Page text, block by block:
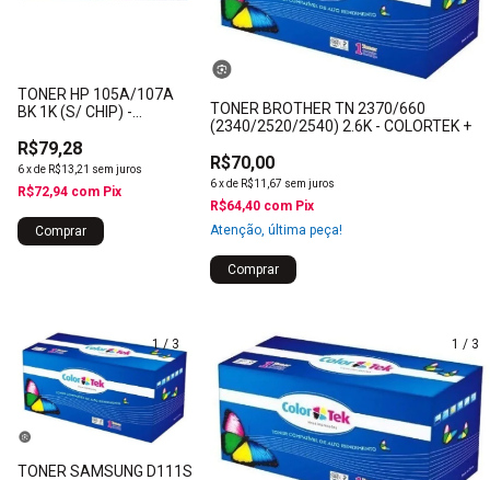
TONER HP 105A/107A
BK 1K (S/ CHIP) -
R$79,28
6xde R$13,21 sem juros
R$72,94 com Pix
TONER BROTHER TN 2370/660
(2340/2520/2540) 2.6K - COLORTEK +
R$70,00
6xde R$11,67 sem juros
R$64,40 com Pix
Atenção, última peça!
1 / 3
TONER SAMSUNG D111S
1 / 3